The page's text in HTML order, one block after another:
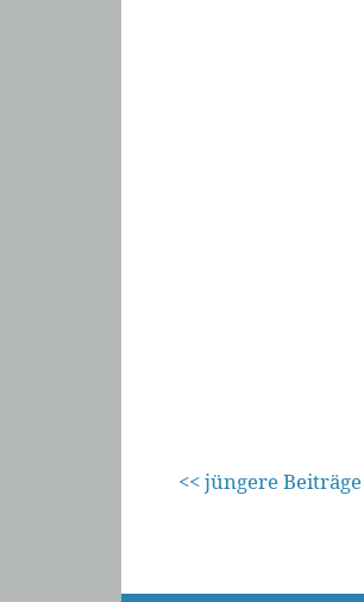
<< jüngere Beiträge